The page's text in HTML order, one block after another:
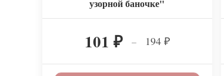
узорной баночке"
101 ₽ – 194 ₽